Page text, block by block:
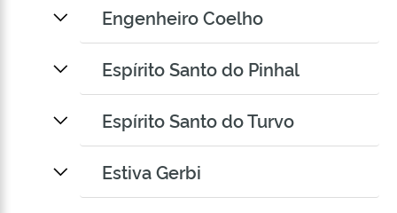
Engenheiro Coelho
Espírito Santo do Pinhal
Espírito Santo do Turvo
Estiva Gerbi